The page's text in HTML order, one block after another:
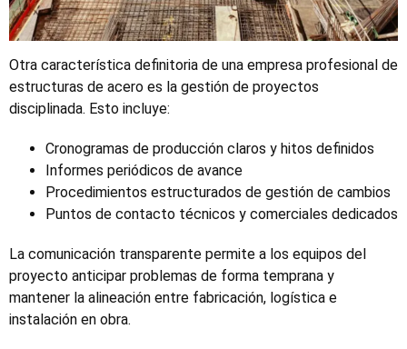
Otra característica definitoria de una empresa profesional de
estructuras de acero es la gestión de proyectos
disciplinada. Esto incluye:
Cronogramas de producción claros y hitos definidos
Informes periódicos de avance
Procedimientos estructurados de gestión de cambios
Puntos de contacto técnicos y comerciales dedicados
La comunicación transparente permite a los equipos del
proyecto anticipar problemas de forma temprana y
mantener la alineación entre fabricación, logística e
instalación en obra.